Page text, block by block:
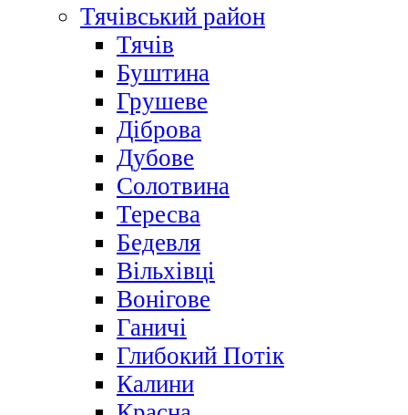
Тячівський район
Тячів
Буштина
Грушеве
Діброва
Дубове
Солотвина
Тересва
Бедевля
Вільхівці
Вонігове
Ганичі
Глибокий Потік
Калини